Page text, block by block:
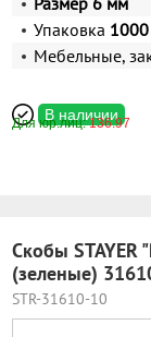
Упаковка
Мебельные,
В наличии
Для юр.лиц:136.97
Скобы STAYER
(зеленые)
STR-31610-10